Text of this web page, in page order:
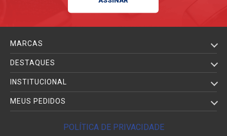
MARCAS
DESTAQUES
INSTITUCIONAL
MEUS PEDIDOS
POLÍTICA DE PRIVACIDADE